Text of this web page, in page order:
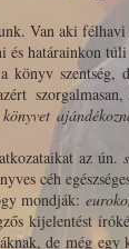
Van aki
határainkon
könyv szentség,
szorgalmasan,
az ún.
céh
mondják:
kijelentést
de még